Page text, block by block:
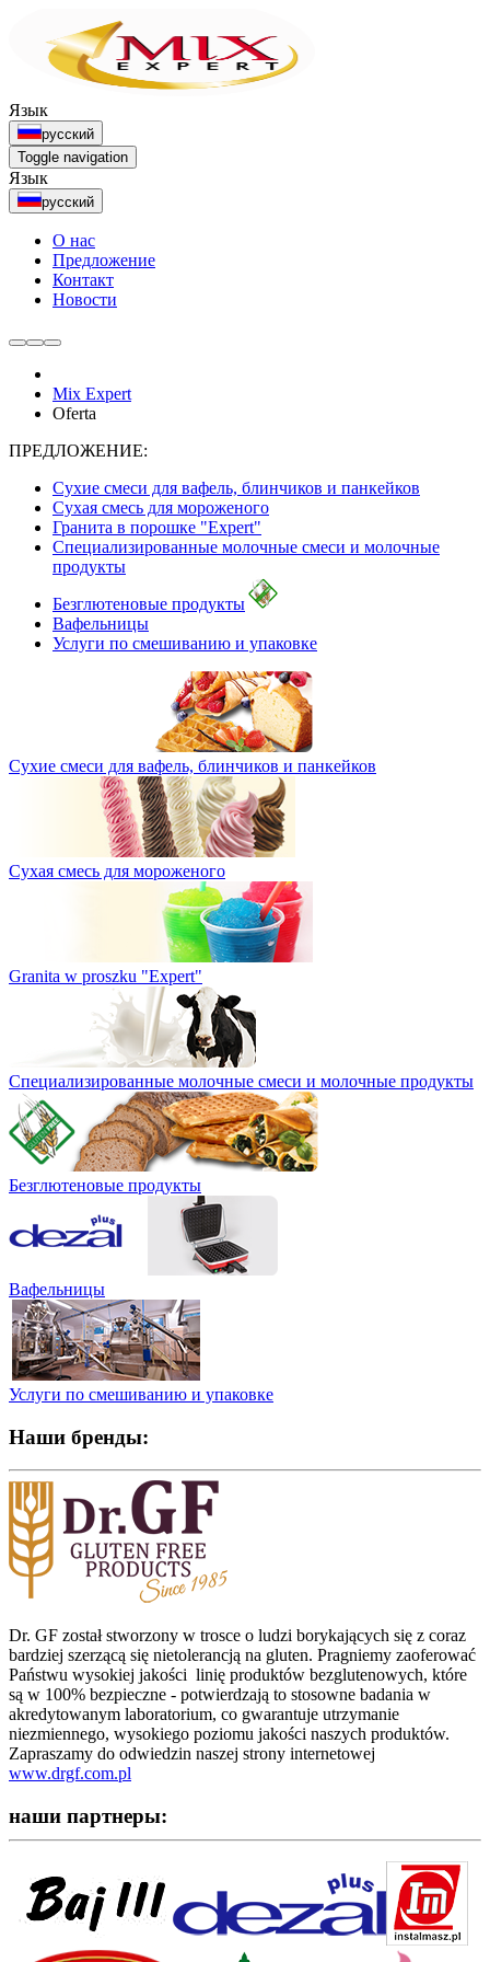
Язык
русский
Toggle navigation
Язык
русский
О нас
Предложение
Контакт
Новости
Mix Expert
Oferta
ПРЕДЛОЖЕНИЕ:
Сухие смеси для вафель, блинчиков и панкейков
Сухая смесь для мороженого
Гранита в порошке "Expert"
Специализированные молочные смеси и молочные
продукты
Безглютеновые продукты
Вафельницы
Услуги по смешиванию и упаковке
Сухие смеси для вафель, блинчиков и панкейков
Сухая смесь для мороженого
Granita w proszku "Expert"
Специализированные молочные смеси и молочные продукты
Безглютеновые продукты
Вафельницы
Услуги по смешиванию и упаковке
Наши бренды:
Dr. GF został stworzony w trosce o ludzi borykających się z coraz
bardziej szerzącą się nietolerancją na gluten. Pragniemy zaoferować
Państwu wysokiej jakości linię produktów bezglutenowych, które
są w 100% bezpieczne - potwierdzają to stosowne badania w
akredytowanym laboratorium, co gwarantuje utrzymanie
niezmiennego, wysokiego poziomu jakości naszych produktów.
Zapraszamy do odwiedzin naszej strony internetowej
www.drgf.com.pl
наши партнеры: